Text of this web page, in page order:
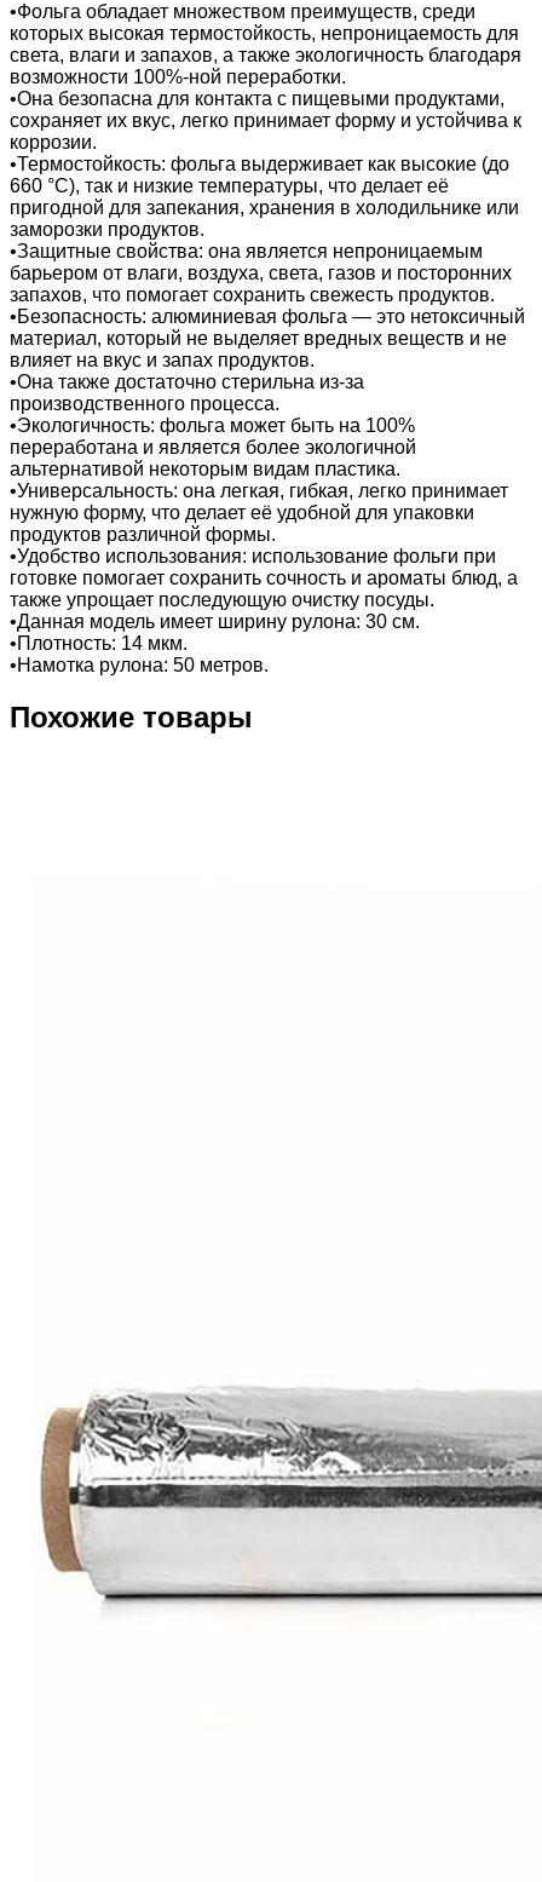
•Фольга обладает множеством преимуществ, среди
которых высокая термостойкость, непроницаемость для
света, влаги и запахов, а также экологичность благодаря
возможности 100%-ной переработки.
•Она безопасна для контакта с пищевыми продуктами,
сохраняет их вкус, легко принимает форму и устойчива к
коррозии.
•Термостойкость: фольга выдерживает как высокие (до
660 °C), так и низкие температуры, что делает её
пригодной для запекания, хранения в холодильнике или
заморозки продуктов.
•Защитные свойства: она является непроницаемым
барьером от влаги, воздуха, света, газов и посторонних
запахов, что помогает сохранить свежесть продуктов.
•Безопасность: алюминиевая фольга — это нетоксичный
материал, который не выделяет вредных веществ и не
влияет на вкус и запах продуктов.
•Она также достаточно стерильна из-за
производственного процесса.
•Экологичность: фольга может быть на 100%
переработана и является более экологичной
альтернативой некоторым видам пластика.
•Универсальность: она легкая, гибкая, легко принимает
нужную форму, что делает её удобной для упаковки
продуктов различной формы.
•Удобство использования: использование фольги при
готовке помогает сохранить сочность и ароматы блюд, а
также упрощает последующую очистку посуды.
•Данная модель имеет ширину рулона: 30 см.
•Плотность: 14 мкм.
•Намотка рулона: 50 метров.
Похожие товары